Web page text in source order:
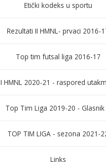
Etički kodeks u sportu
Rezultati II HMNL- prvaci 2016-
Top tim futsal liga 2016-17
I HMNL 2020-21 - raspored
Top Tim Liga 2019-20 - Glasnik
TOP TIM LIGA - sezona 2021-
Links